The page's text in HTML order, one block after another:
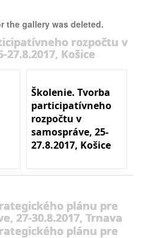
the gallery was deleted.
rozpočtu v
Košice
Školenie. Tvorba
participatívneho
rozpočtu v
samospráve, 25-
27.8.2017, Košice
plánu pre
27-30.8.2017, Trnava
plánu pre